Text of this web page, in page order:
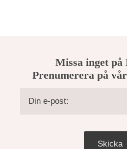
Missa inget på
Prenumerera på
Skicka